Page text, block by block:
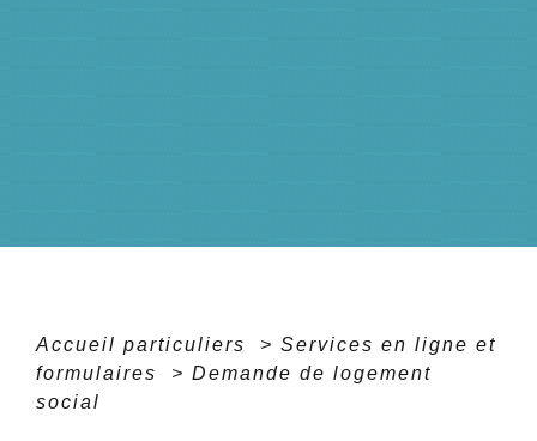
Accueil particuliers > Services en ligne et
formulaires
> Demande de logement
social